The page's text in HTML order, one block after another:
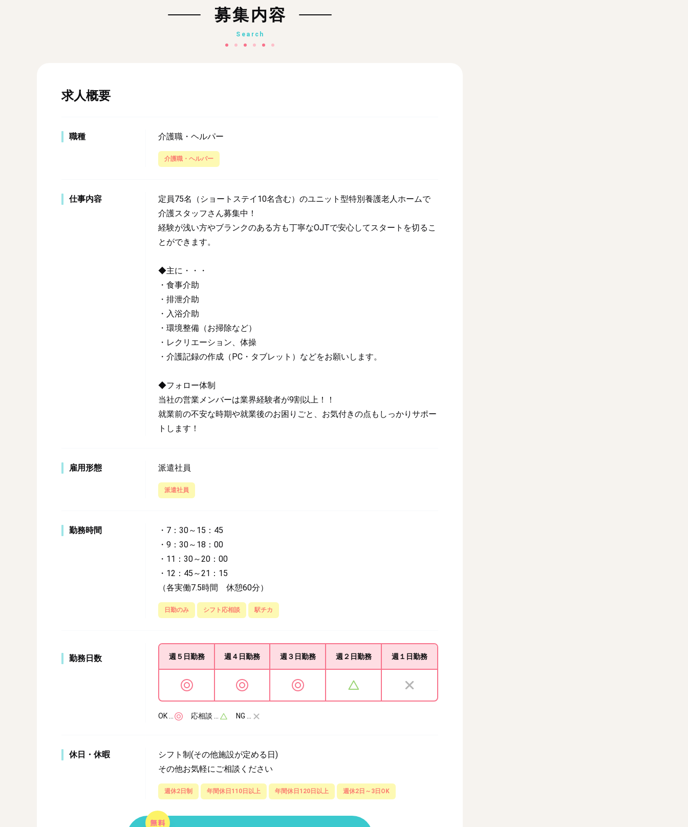
募集内容
Search
求人概要
職種 介護職・ヘルパー
介護職・ヘルパー
仕事内容
定員75名（ショートステイ10名含む）のユニット型特別養護老人ホームで
介護スタッフさん募集中！
経験が浅い方やブランクのある方も丁寧なOJTで安心してスタートを切るこ
とができます。
◆主に・・・
・食事介助
・排泄介助
・入浴介助
・環境整備（お掃除など）
・レクリエーション、体操
・介護記録の作成（PC・タブレット）などをお願いします。
◆フォロー体制
当社の営業メンバーは業界経験者が9割以上！！
就業前の不安な時期や就業後のお困りごと、お気付きの点もしっかりサポー
トします！
雇用形態 派遣社員
派遣社員
勤務時間
・7：30～15：45
・9：30～18：00
・11：30～20：00
・12：45～21：15
（各実働7.5時間 休憩60分）
日勤のみ シフト応相談 駅チカ
勤務日数 週５日勤務 週４日勤務 週３日勤務 週２日勤務 週１日勤務
OK … 応相談 … NG …
休日・休暇
シフト制(その他施設が定める日)
その他お気軽にご相談ください
週休2日制 年間休日110日以上 年間休日120日以上 週休2日～3日OK